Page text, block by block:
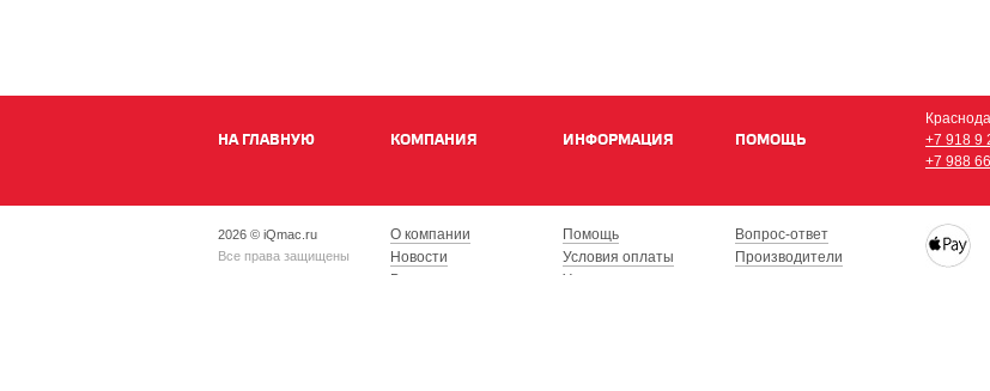
НА ГЛАВНУЮ КОМПАНИЯ ИНФОРМАЦИЯ ПОМОЩЬ
+7 918 9
+7 988
2026 © iQmac.ru
Все права защищены
О компании
Новости
Вакансии
Помощь
Условия оплаты
Условия доставки
Вопрос-ответ
Производители